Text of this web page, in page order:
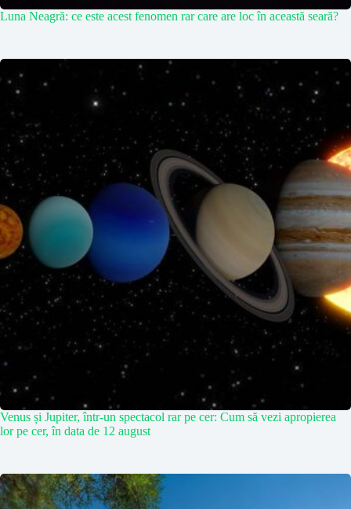
Luna Neagră: ce este acest fenomen rar care are loc în această seară?
Venus și Jupiter, într-un spectacol rar pe cer: Cum să vezi apropierea
lor pe cer, în data de 12 august